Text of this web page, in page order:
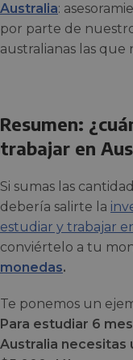
Australia:
por parte de
australianas las que
Resumen:
trabajar en
Si sumas las
debería salirte la
estudiar y trabajar
conviértelo a tu
monedas.
Te ponemos un
Para estudiar 6
Australia necesitas